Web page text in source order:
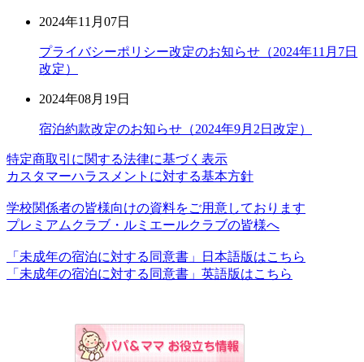
2024年11月07日
プライバシーポリシー改定のお知らせ（2024年11月7日
改定）
2024年08月19日
宿泊約款改定のお知らせ（2024年9月2日改定）
特定商取引に関する法律に基づく表示
カスタマーハラスメントに対する基本方針
学校関係者の皆様向けの資料をご用意しております
プレミアムクラブ・ルミエールクラブの皆様へ
「未成年の宿泊に対する同意書」日本語版はこちら
「未成年の宿泊に対する同意書」英語版はこちら